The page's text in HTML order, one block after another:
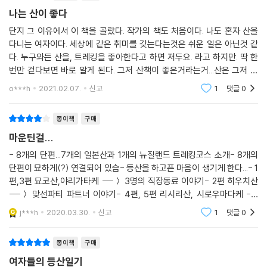
웹사이트 ‘여자들의 등산 일기’에서 각종 모자를 만들어 파는 유즈키는 오
랜만에 뉴질랜드 트래킹 투어에 참가했다. 세계유산으로 지정된 신비의 땅
통가리로 국립공원, 첫 여행은 옛 연인 요시다와 함께한 자유여행이었다.
그리고 지금, 이번에는 패키지 투어를 신청했다. 이제는 혼자가 익숙하다
고 생각했는데, 시간이 흐를수록 이 길을 함께 걸었던 요시다가 떠오르면
언니의 제안으로 리시리 산에 다녀오고, 뒤이어 시로우마타케에 오른 뒤,
나는 본격적으로 등산을 시작해야겠다고 마음먹었다. 하지만 여자 혼자 낯
선 산이라니, 위험하지 않을까? 어쩐지 두려움이 사그라지지 않는다. 내
성격에 마흔 목전에 인생의 새 친구가 필요할 거라고는 상상도 못 했지만,
‘마운틴 걸’이 모인다는 웹사이트 ‘여자들의 등산일기’의 조언에 따라, 친구
도 찾을 겸 등산 페스티벌에 참가하는데….
나는 산이 좋다
단지 그 이유에서 이 책을 골랐다. 작가의 책도 처음이다. 나도 혼자 산을
다니는 여자이다. 세상에 같은 취미를 갖는다는것은 쉬운 일은 아닌것 같
다. 누구와든 산을, 트레킹을 좋아한다고 하면 저두요. 라고 하지만. 딱 한
번만 걷다보면 바로 알게 된다. 그저 산책이 좋은거라는거...산은 그저 좋
다. 꽃피는 봄, 산림우거진 여름, 색색 고운 가을, 얼고 하얀 겨울의 자연경
o***h 2021.02.07. 신고 1 댓글0
종이책 구매
마운틴걸...
- 8개의 단편...7개의 일본산과 1개의 뉴질랜드 트레킹코스 소개- 8개의
단편이 묘하게(?) 연결되어 있슴- 등산을 하고픈 마음이 생기게 한다...- 1
편,3편 묘코산,야리가타케 ---＞ 3명의 직장동료 이야기- 2편 히우치산
---＞ 맞선파티 파트너 이야기- 4편, 5편 리시리산, 시로우마다케 ---
＞ 자매 이야기 ---＞ 화해(?)- 6편 긴토키산 ---＞ 연인의 사랑확인
(?) ---＞ 직장동료와 연결-
j***h 2020.03.30. 신고 1 댓글0
종이책 구매
여자들의 등산일기